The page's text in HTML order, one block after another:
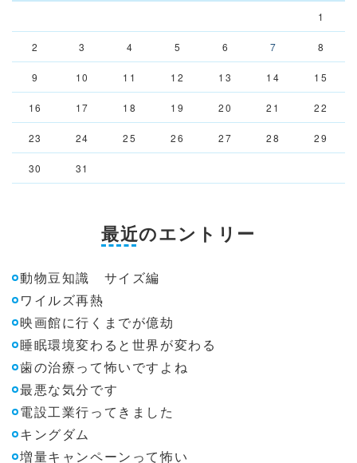
1
2 3 4 5 6 7 8
9 10 11 12 13 14 15
16 17 18 19 20 21 22
23 24 25 26 27 28 29
30 31
最近のエントリー
動物豆知識 サイズ編
ワイルズ再熱
映画館に行くまでが億劫
睡眠環境変わると世界が変わる
歯の治療って怖いですよね
最悪な気分です
電設工業行ってきました
キングダム
増量キャンペーンって怖い